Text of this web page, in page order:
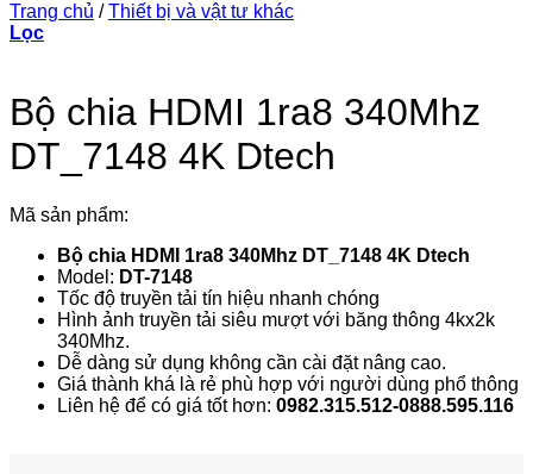
Trang chủ / Thiết bị và vật tư khác
Lọc
Bộ chia HDMI 1ra8 340Mhz
DT_7148 4K Dtech
Mã sản phẩm:
Bộ chia HDMI 1ra8 340Mhz DT_7148 4K Dtech
Model: DT-7148
Tốc độ truyền tải tín hiệu nhanh chóng
Hình ảnh truyền tải siêu mượt với băng thông 4kx2k
340Mhz.
Dễ dàng sử dụng không cần cài đặt nâng cao.
Giá thành khá là rẻ phù hợp với người dùng phổ thông
Liên hệ để có giá tốt hơn: 0982.315.512-0888.595.116